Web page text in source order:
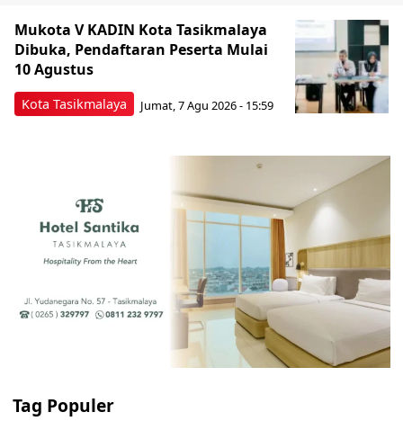
Kota Tasikmalaya
Mukota V KADIN Kota Tasikmalaya
Dibuka, Pendaftaran Peserta Mulai
10 Agustus
Jumat, 7 Agu 2026 - 15:59
Tag Populer